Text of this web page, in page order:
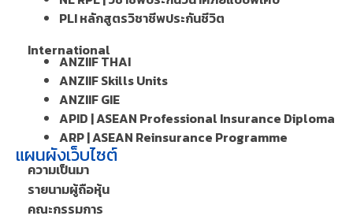
PLI หลักสูตรวิชาชีพประกันชีวิต
International
ANZIIF THAI
ANZIIF Skills Units
ANZIIF GIE
APID | ASEAN Professional Insurance Diploma
ARP | ASEAN Reinsurance Programme
แผนผังเว็บไซต์
ความเป็นมา
รายนามผู้ถือหุ้น
คณะกรรมการ